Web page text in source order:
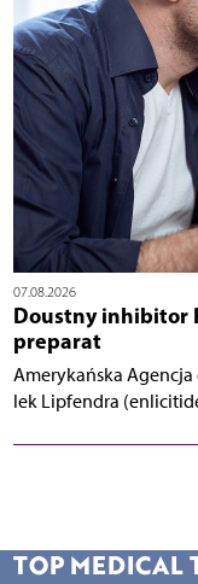
07.08.2026
Doustny inhibitor
preparat
Amerykańska Agencja
lek Lipfendra
TOP MEDICAL